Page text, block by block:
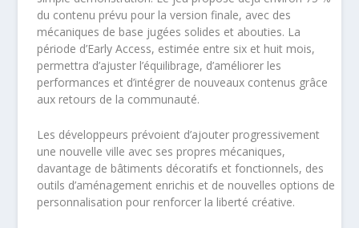
du contenu prévu pour la version finale, avec des
mécaniques de base jugées solides et abouties. La
période d’Early Access, estimée entre six et huit mois,
permettra d’ajuster l’équilibrage, d’améliorer les
performances et d’intégrer de nouveaux contenus grâce
aux retours de la communauté.
Les développeurs prévoient d’ajouter progressivement
une nouvelle ville avec ses propres mécaniques,
davantage de bâtiments décoratifs et fonctionnels, des
outils d’aménagement enrichis et de nouvelles options de
personnalisation pour renforcer la liberté créative.